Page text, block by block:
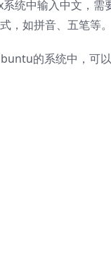
统中输入中文，需
，如拼音、五笔等。
的系统中，可